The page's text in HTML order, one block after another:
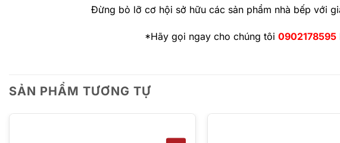
Đừng bỏ lỡ cơ hội sở hữu các sản phẩm nhà bếp với
*Hãy gọi ngay cho chúng tôi 0902178595
SẢN PHẨM TƯƠNG TỰ